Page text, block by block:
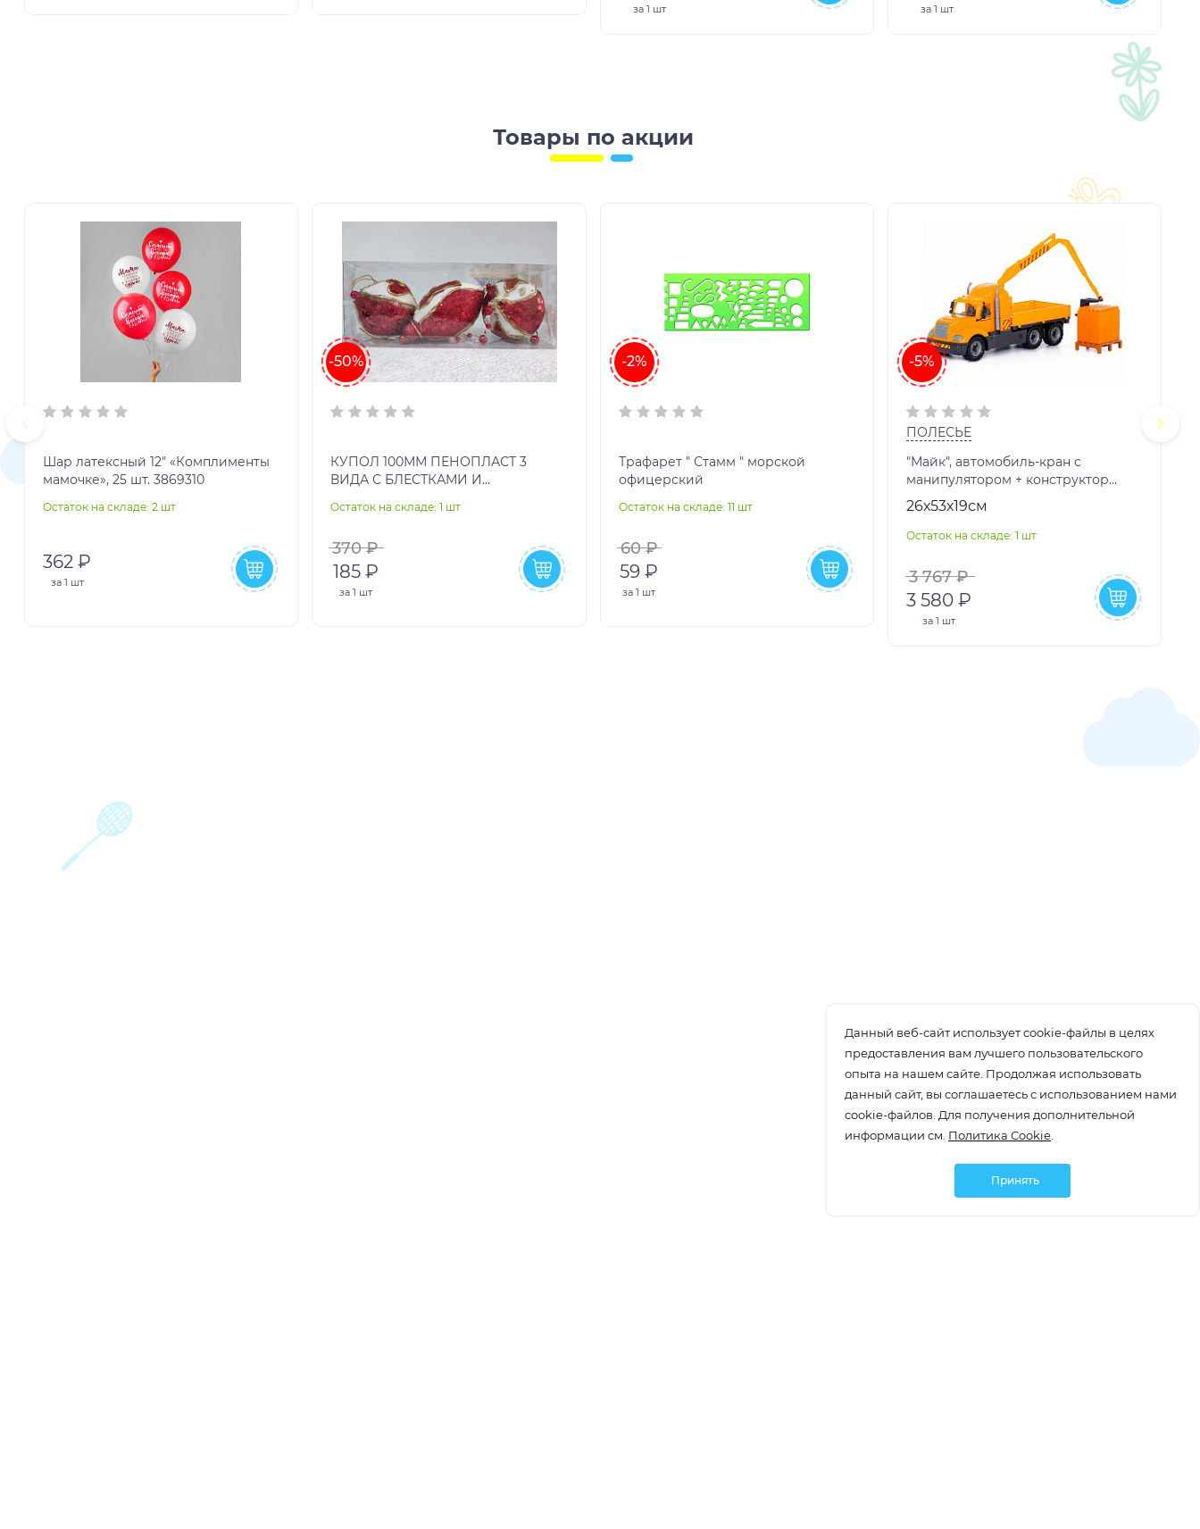
за 1 шт за1 шт
Товары по акции
Шар латексный 12" «Комплименты
мамочке», 25 шт. 3869310
Остаток на складе: 2 шт
362 ₽
за 1 шт
-50%
КУПОЛ 100ММ ПЕНОПЛАСТ 3
ВИДА С БЛЕСТКАМИ И
КРАСНЫЙ 3ШТ ПРОЗРАЧНАЯ
Остаток на складе: 1 шт
370 ₽
185 ₽
за 1 шт
-2%
Трафарет " Стамм " морской
офицерский
Остаток на складе: 11 шт
60 ₽
59 ₽
за 1 шт
-5%
ПОЛЕСЬЕ
"Майк", автомобиль-кран с
манипулятором + конструктор
"Супер-Микс" - 30 элементов на
поддоне (в сето
26х53х19см
Остаток на складе: 1 шт
3 767 ₽
3 580 ₽
за 1 шт
Данный веб-сайт использует cookie-файлы в целях
предоставления вам лучшего пользовательского
опыта на нашем сайте. Продолжая использовать
данный сайт, вы соглашаетесь с использованием нами
cookie-файлов. Для получения дополнительной
информации см. Политика Cookie
Принять